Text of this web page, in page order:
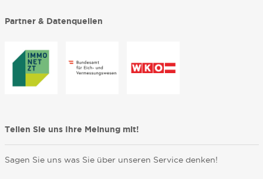
Partner & Datenquellen
Teilen Sie uns Ihre Meinung mit!
Sagen Sie uns was Sie über unseren Service denken!